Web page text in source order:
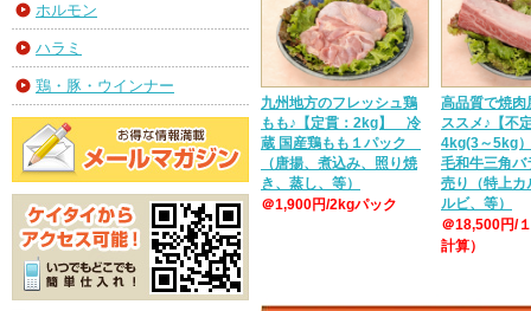
ホルモン
ハラミ
鶏・豚・ウインナー
九州地方のフレッシュ鶏
もも♪【定貫：2kg】 冷
蔵 国産鶏もも１パック
（唐揚、煮込み、照り焼
き、蒸し、等）
＠1,900円/2kgパック
高品質で焼肉
ススメ♪【不
4kg(3～5kg
毛和牛三角バ
売り（特上カ
ルビ、等）
＠18,500円/
計算）